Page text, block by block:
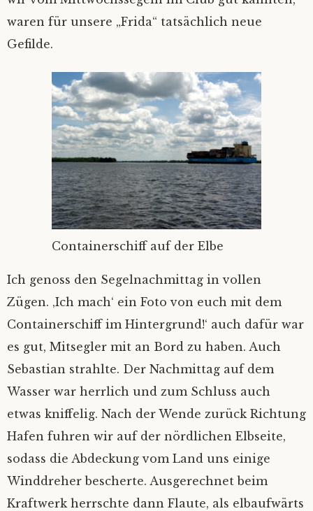
waren für unsere „Frida“ tatsächlich neue
Gefilde.
Containerschiff auf der Elbe
Ich genoss den Segelnachmittag in vollen
Zügen. ‚Ich mach‘ ein Foto von euch mit dem
Containerschiff im Hintergrund!‘ auch dafür war
es gut, Mitsegler mit an Bord zu haben. Auch
Sebastian strahlte. Der Nachmittag auf dem
Wasser war herrlich und zum Schluss auch
etwas kniffelig. Nach der Wende zurück Richtung
Hafen fuhren wir auf der nördlichen Elbseite,
sodass die Abdeckung vom Land uns einige
Winddreher bescherte. Ausgerechnet beim
Kraftwerk herrschte dann Flaute, als elbaufwärts